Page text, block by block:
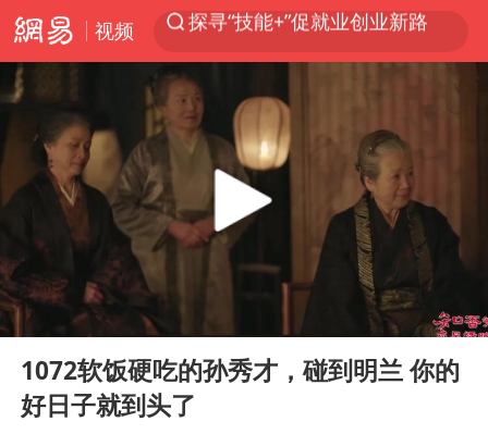
视频
印度暴发金迪普拉病毒
美国退回1000亿美元关税
“事业单位招聘不是人情买卖”
李亚鹏向地铁吐血女孩捐99999元
新华社权威快报|我国编制完成新版全月地质图
Play
00:00 02:52
1072软饭硬吃的孙秀才，碰到明兰 你的
好日子就到头了